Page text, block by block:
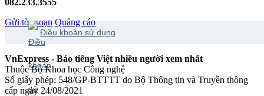
Gửi tòa soạn Quảng cáo
Điều khoản sử dụng
VnExpress - Báo tiếng Việt nhiều người xem nhất
Thuộc Bộ Khoa học Công nghệ
Số giấy phép: 548/GP-BTTTT do Bộ Thông tin và Truyền thông
cấp ngày 24/08/2021